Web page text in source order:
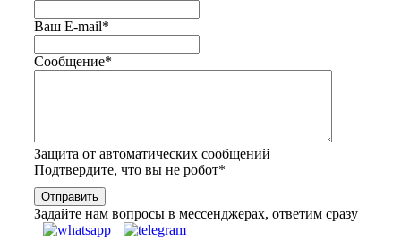
Ваш E-mail*
Сообщение*
Защита от автоматических сообщений
Подтвердите, что вы не робот*
Задайте нам вопросы в мессенджерах, ответим сразу